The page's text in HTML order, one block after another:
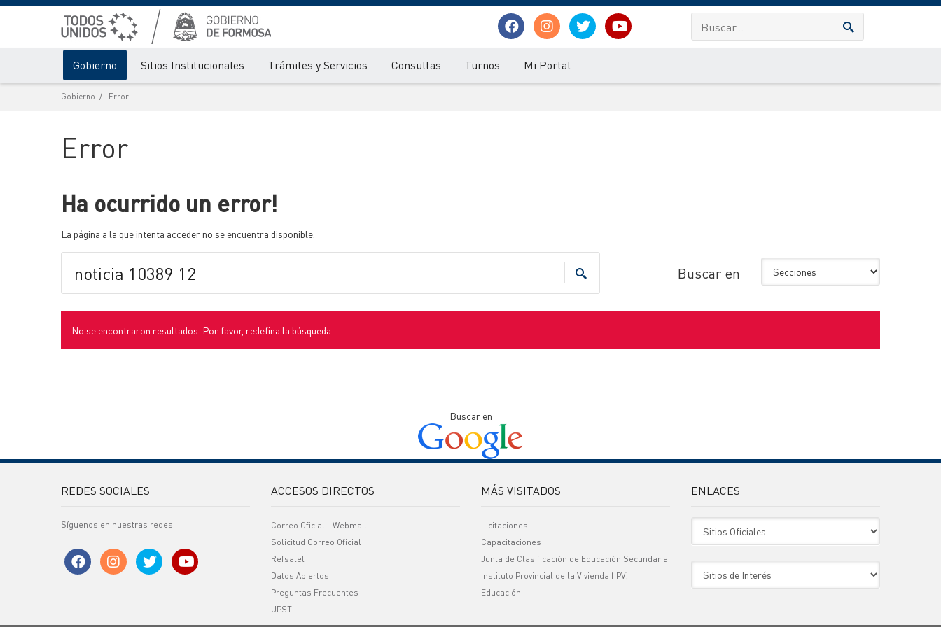
Gobierno Sitios Institucionales Trámites y Servicios Consultas Turnos Mi Portal
Gobierno Error
Error
Ha ocurrido un error!
La página a la que intenta acceder no se encuentra disponible.
Buscar en
No se encontraron resultados. Por favor, redefina la búsqueda.
Buscar en
REDES SOCIALES
Síguenos en nuestras redes
ACCESOS DIRECTOS
Correo Oficial - Webmail
Solicitud Correo Oficial
Refsatel
Datos Abiertos
Preguntas Frecuentes
UPSTI
MÁS VISITADOS
Licitaciones
Capacitaciones
Junta de Clasificación de Educación Secundaria
Instituto Provincial de la Vivienda (IPV)
Educación
ENLACES